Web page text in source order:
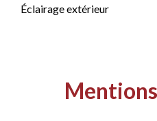
Éclairage extérieur